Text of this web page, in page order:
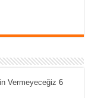
Vermeyeceğiz 6